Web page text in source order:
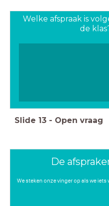
Welke afspraak is
de
Slide 13 - Open vraag
De
We steken onze vinger op als we